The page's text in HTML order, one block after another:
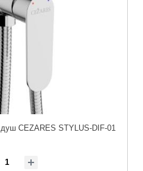
CEZARES STYLUS-DIF-01